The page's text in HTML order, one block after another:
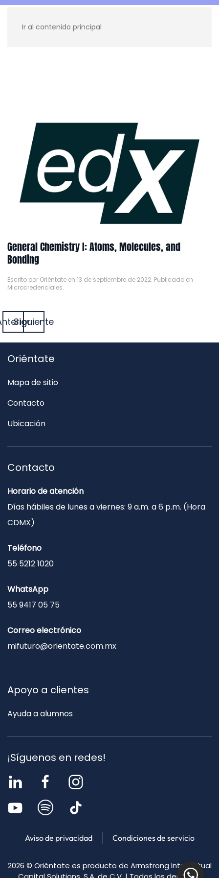
Ir al contenido principal
General Chemistry I: Atoms, Molecules, and
Bonding
Escrito por Oriéntate en 13 de septiembre de 2022. Publicado en
Microcredenciales.
Siguiente
Oriéntate
Mapa de sitio
Contacto
Ubicación
Contacto
Horario de atención
Días hábiles de lunes a viernes: 9 a.m. a 6 p.m. (Hora
CDMX)
Teléfono
55 5212 1020
WhatsApp
55 9417 05 75
Correo electrónico
mifuturo@orientate.com.mx
Apoyo a clientes
Ayuda a alumnos
¡Síguenos en redes!
Aviso de privacidad Condiciones de servicio
2026 © Oriéntate es producto de Armstrong Intellectual